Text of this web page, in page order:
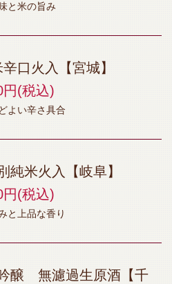
と米の旨み
口火入【宮城】
(税込)
よい辛さ具合
米火入【岐阜】
(税込)
と上品な香り
醸 無濾過生原酒【千